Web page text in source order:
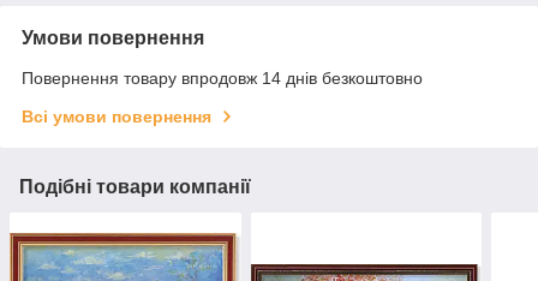
Умови повернення
Повернення товару впродовж 14 днів безкоштовно
Всі умови повернення
Подібні товари компанії